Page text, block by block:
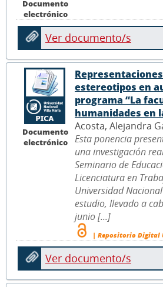
Documento
electrónico
Ver documento/s
Documento
electrónico
estereotipos en
programa “La
humanidades en
Acosta, Alejandra
Esta ponencia
una investigación
Seminario de
Licenciatura en
Universidad
estudio, llevado a
junio [...]
| Repositorio Digital
Ver documento/s